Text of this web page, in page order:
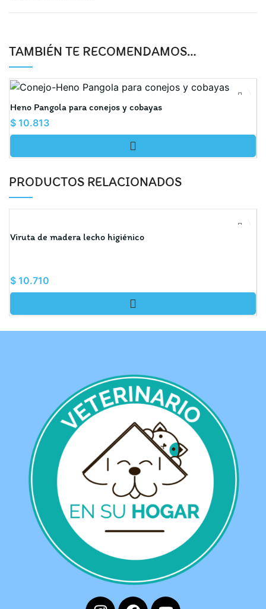
TAMBIÉN TE RECOMENDAMOS…
Heno Pangola para conejos y cobayas
$ 10.813
PRODUCTOS RELACIONADOS
Viruta de madera lecho higiénico
$ 10.710